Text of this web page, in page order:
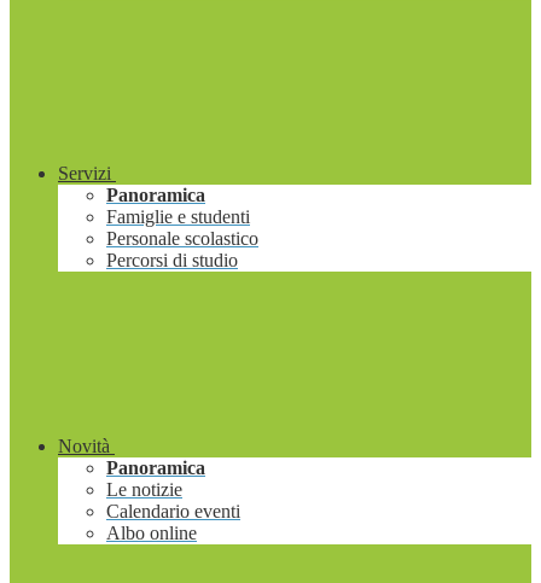
Servizi
Panoramica
Famiglie e studenti
Personale scolastico
Percorsi di studio
Novità
Panoramica
Le notizie
Calendario eventi
Albo online